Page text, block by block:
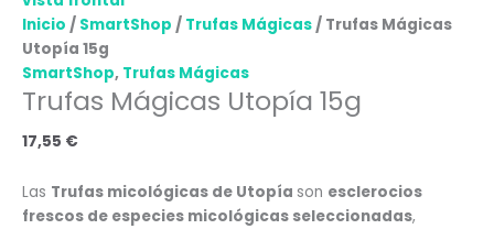
Inicio / SmartShop / Trufas Mágicas/ Trufas Mágicas
Utopía 15g
SmartShop, Trufas Mágicas
Trufas Mágicas Utopía 15g
17,55 €
Las Trufas micológicas de Utopía son esclerocios
frescos de especies micológicas seleccionadas,